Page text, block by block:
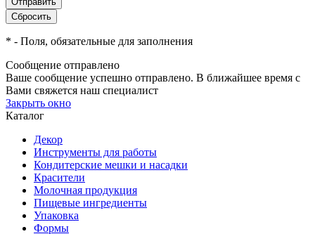
* - Поля, обязательные для заполнения
Сообщение отправлено
Ваше сообщение успешно отправлено. В ближайшее время с
Вами свяжется наш специалист
Закрыть окно
Каталог
Декор
Инструменты для работы
Кондитерские мешки и насадки
Красители
Молочная продукция
Пищевые ингредиенты
Упаковка
Формы